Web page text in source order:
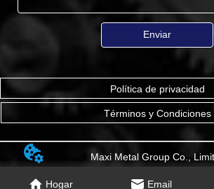
Enviar
Hogar Email
Política de privacidad
Términos y Condiciones
Maxi Metal Group Co.,